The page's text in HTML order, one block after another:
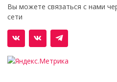
Вы можете связаться с нами
сети